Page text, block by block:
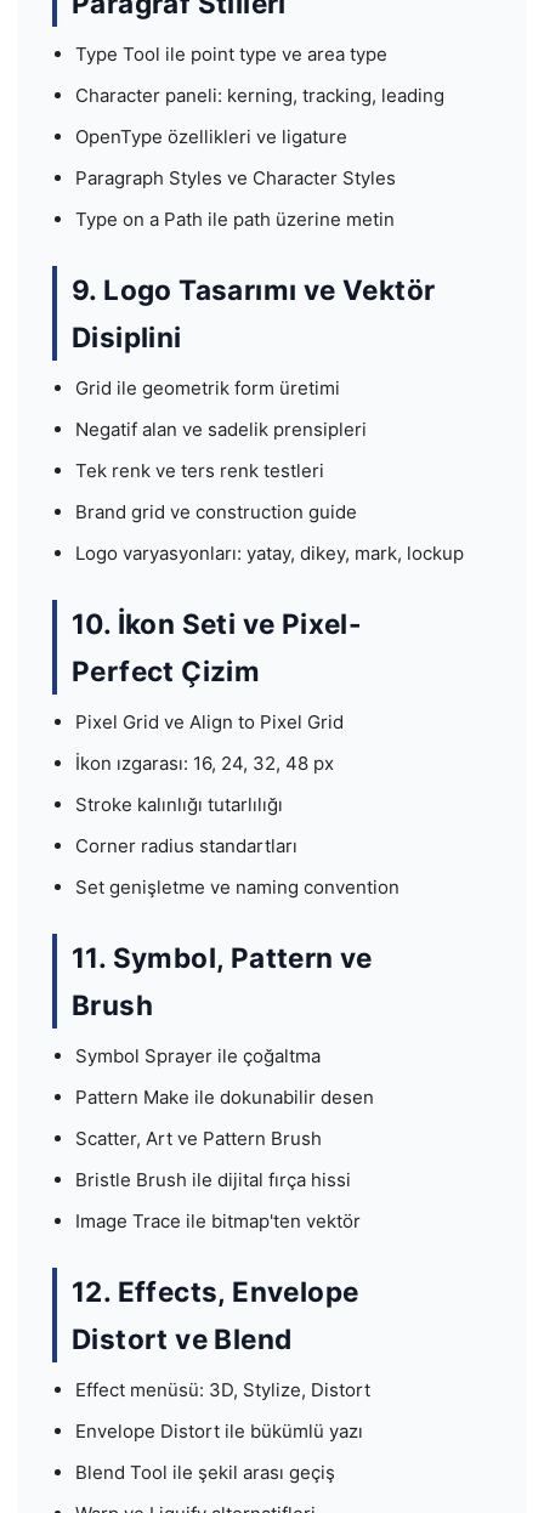
Type Tool ile point type ve area type
Character paneli: kerning, tracking, leading
OpenType özellikleri ve ligature
Paragraph Styles ve Character Styles
Type on a Path ile path üzerine metin
9. Logo Tasarımı ve Vektör
Disiplini
Grid ile geometrik form üretimi
Negatif alan ve sadelik prensipleri
Tek renk ve ters renk testleri
Brand grid ve construction guide
Logo varyasyonları: yatay, dikey, mark, lockup
10. İkon Seti ve Pixel-
Perfect Çizim
Pixel Grid ve Align to Pixel Grid
İkon ızgarası: 16, 24, 32, 48 px
Stroke kalınlığı tutarlılığı
Corner radius standartları
Set genişletme ve naming convention
11. Symbol, Pattern ve
Brush
Symbol Sprayer ile çoğaltma
Pattern Make ile dokunabilir desen
Scatter, Art ve Pattern Brush
Bristle Brush ile dijital fırça hissi
Image Trace ile bitmap'ten vektör
12. Effects, Envelope
Distort ve Blend
Effect menüsü: 3D, Stylize, Distort
Envelope Distort ile bükümlü yazı
Blend Tool ile şekil arası geçiş